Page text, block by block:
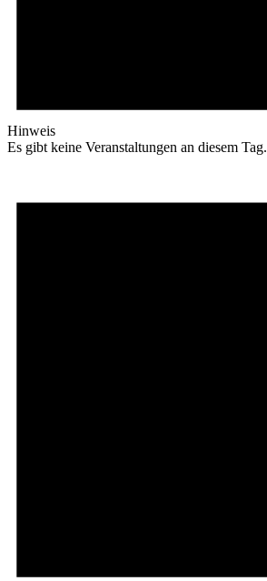
Hinweis
Es gibt keine Veranstaltungen an diesem Tag.